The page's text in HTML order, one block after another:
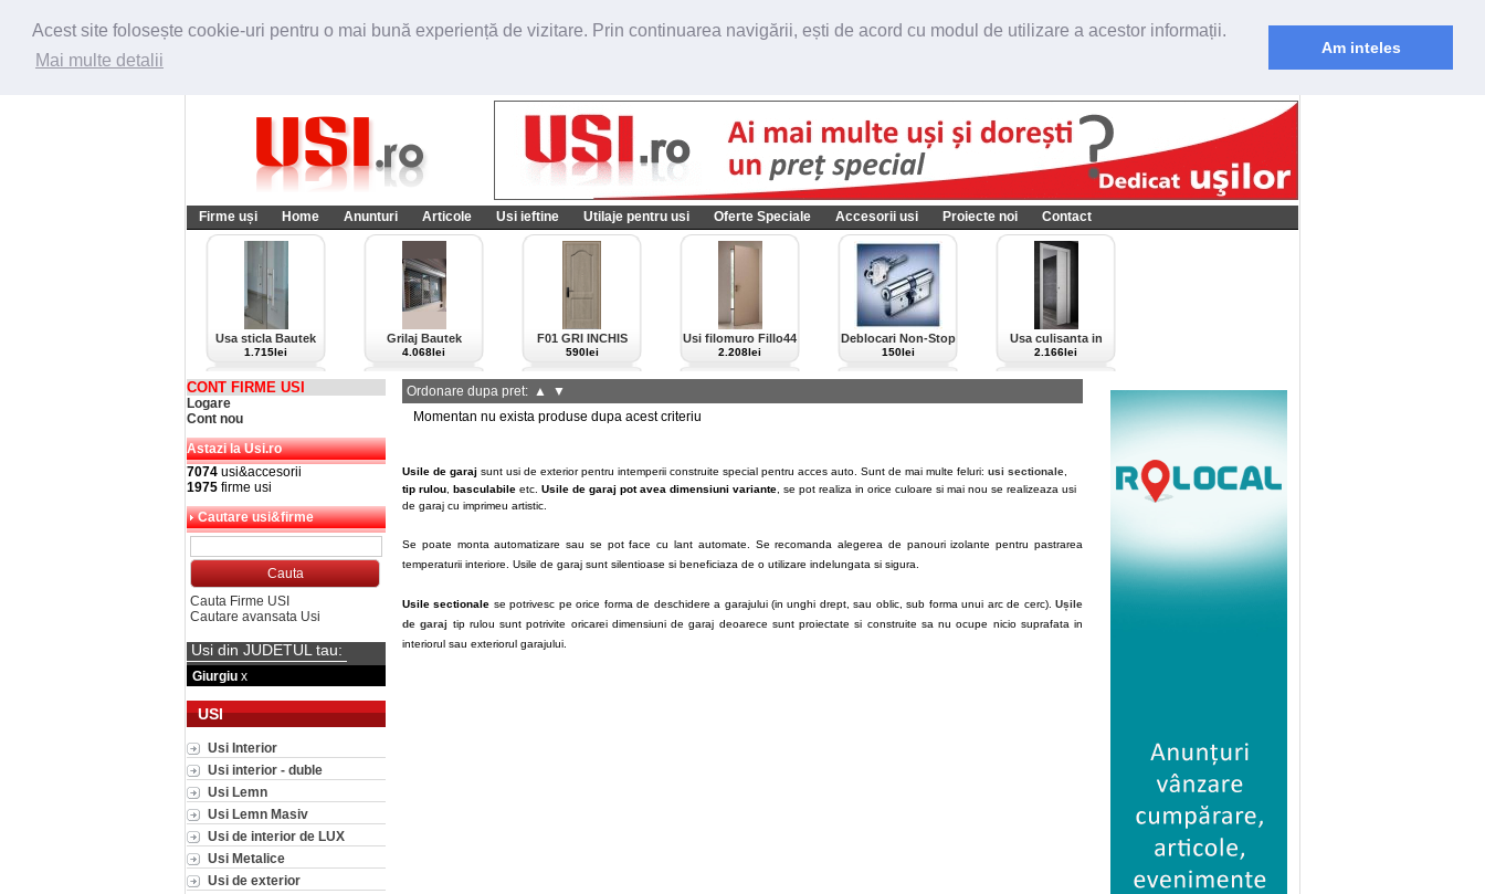
Acest site folosește cookie-uri pentru o mai bună experiență de vizitare. Prin continuarea navigării, ești de acord cu modul de utilizare a acestor informații.
Mai multe detalii
Am inteles
Firme uși Home Anunturi Articole Usi ieftine Utilaje pentru usi Oferte Speciale Accesorii usi Proiecte noi Contact
Usa sticla Bautek
1.715lei
Grilaj Bautek
4.068lei
F01 GRI INCHIS
590lei
Usi filomuro Fillo44
import Italia
2.208lei
Deblocari Non-Stop
150lei
Usa culisanta in
perete Scrigno,
culoare alba-bianco
2.166lei
CONT FIRME USI
Logare
Cont nou
Astazi la Usi.ro
7074 usi&accesorii
1975 firme usi
Cautare usi&firme
Cauta Firme USI
Cautare avansata Usi
Usi din JUDETUL tau:
Giurgiu x
USI
Usi Interior
Usi interior - duble
Usi Lemn
Usi Lemn Masiv
Usi de interior de LUX
Usi Metalice
Usi de exterior
Ordonare dupa pret: ▲
▼
Momentan nu exista produse dupa acest criteriu
Usile de garaj sunt usi de exterior pentru intemperii construite special pentru acces auto. Sunt de mai multe feluri: usi sectionale
tip rulou basculabile etc. Usile de garaj pot avea dimensiuni variante , se pot realiza in orice culoare si mai nou se realizeaza usi
de garaj cu imprimeu artistic.
Se poate monta automatizare sau se pot face cu lant automate. Se recomanda alegerea de panouri izolante pentru pastrarea
temperaturii interiore. Usile de garaj sunt silentioase si beneficiaza de o utilizare indelungata si sigura.
Usile sectionale se potrivesc pe orice forma de deschidere a garajului (in unghi drept, sau oblic, sub forma unui arc de cerc).Ușile
de garaj tip rulou sunt potrivite oricarei dimensiuni de garaj deoarece sunt proiectate si construite sa nu ocupe nicio suprafata in
interiorul sau exteriorul garajului.